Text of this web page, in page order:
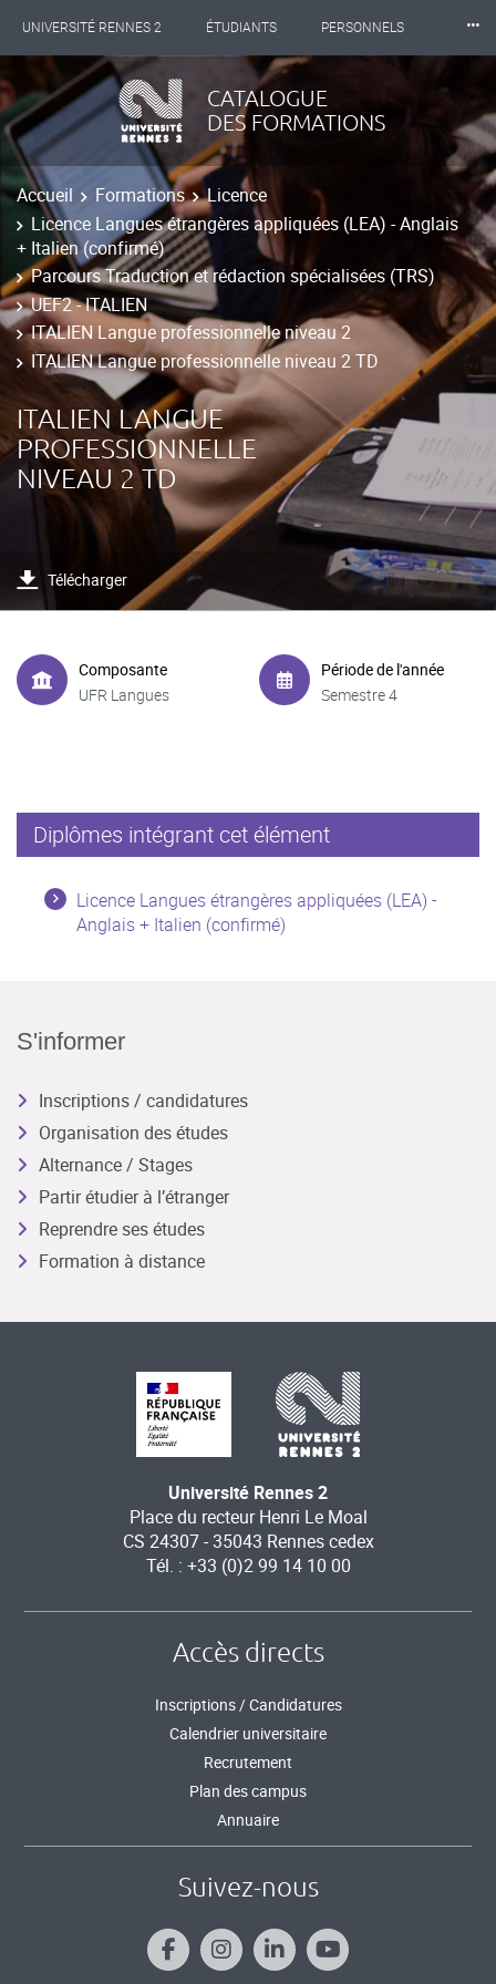
UNIVERSITÉ RENNES 2 ÉTUDIANTS PERSONNELS
INTERNATIONAL PROFESSIONNELS
LES NOUVELLES DE RENNES 2
⸱⸱⸱
CATALOGUE
DES FORMATIONS
Accueil Formations
Licence
Licence Langues étrangères appliquées (LEA) - Anglais
+ Italien (confirmé)
Parcours Traduction et rédaction spécialisées (TRS)
UEF2 - ITALIEN
ITALIEN Langue professionnelle niveau 2
ITALIEN Langue professionnelle niveau 2 TD
ITALIEN LANGUE
PROFESSIONNELLE
NIVEAU 2 TD
Télécharger
Composante
UFR Langues
Période de l'année
Semestre 4
Diplômes intégrant cet élément
Licence Langues étrangères appliquées (LEA) -
Anglais + Italien (confirmé)
S'informer
Inscriptions / candidatures
Organisation des études
Alternance / Stages
Partir étudier à l’étranger
Reprendre ses études
Formation à distance
Université Rennes 2
Place du recteur Henri Le Moal
CS 24307 - 35043 Rennes cedex
Tél. : +33 (0)2 99 14 10 00
Accès directs
Inscriptions / Candidatures
Calendrier universitaire
Recrutement
Plan des campus
Annuaire
Suivez-nous